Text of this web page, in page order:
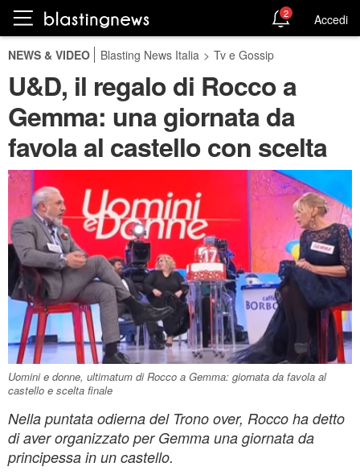
2 Accedi
NEWS & VIDEO Blasting News Italia > Tv e Gossip
U&D, il regalo di Rocco a
Gemma: una giornata da
favola al castello con scelta
Uomini e donne, ultimatum di Rocco a Gemma: giornata da favola al
castello e scelta finale
Nella puntata odierna del Trono over, Rocco ha detto
di aver organizzato per Gemma una giornata da
principessa in un castello.